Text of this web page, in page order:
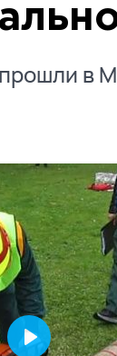
в